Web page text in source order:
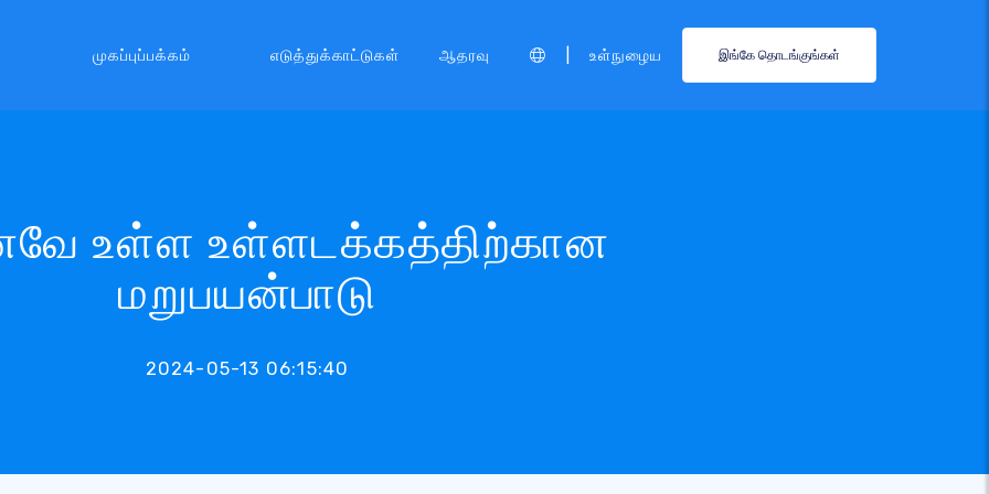
முகப்புப்பக்கம் எடுத்துக்காட்டுகள் ஆதரவு உள்நுழைய இங்கே தொடங்குங்கள்
உள்ள உள்ளடக்கத்திற்கான
மறுபயன்பாடு
2024-05-13 06:15:40